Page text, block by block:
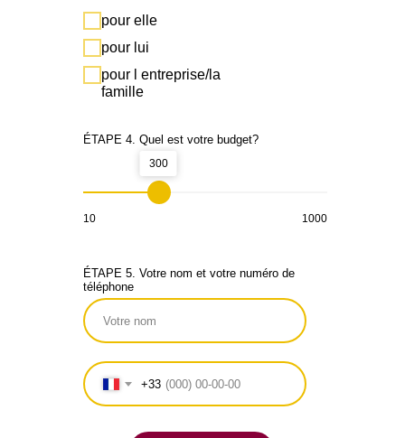
pour elle
pour lui
pour l entreprise/la
famille
ÉTAPE 4. Quel est votre budget?
300
10 1000
ÉTAPE 5. Votre nom et votre numéro de
téléphone
+33